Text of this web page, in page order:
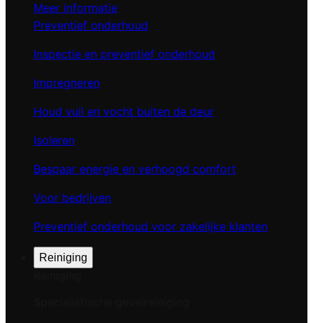
Meer informatie
Preventief onderhoud
Inspectie en preventief onderhoud
Impregneren
Houd vuil en vocht buiten de deur
Isoleren
Bespaar energie en verhoogd comfort
Voor bedrijven
Preventief onderhoud voor zakelijke klanten
Reiniging